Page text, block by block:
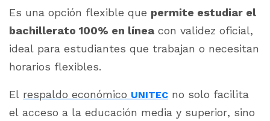
Es una opción flexible que permite estudiar el
bachillerato 100% en línea con validez oficial,
ideal para estudiantes que trabajan o necesitan
horarios flexibles.
El respaldo económico UNITEC no solo facilita
el acceso a la educación media y superior, sino